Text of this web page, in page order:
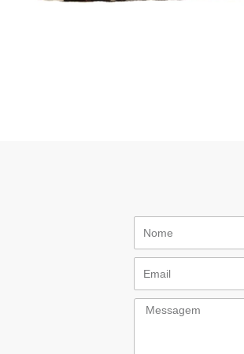
Messagem